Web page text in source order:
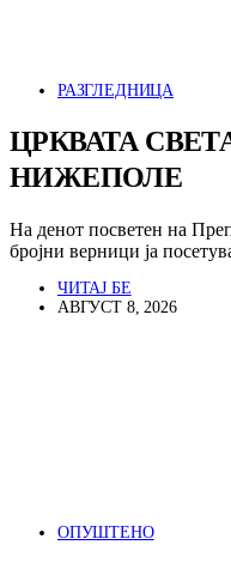
РАЗГЛЕДНИЦА
ЦРКВАТА
НИЖЕПОЛЕ
На денот посветен на
бројни верници ја
ЧИТАЈ БЕ
АВГУСТ 8, 2026
ОПУШТЕНО